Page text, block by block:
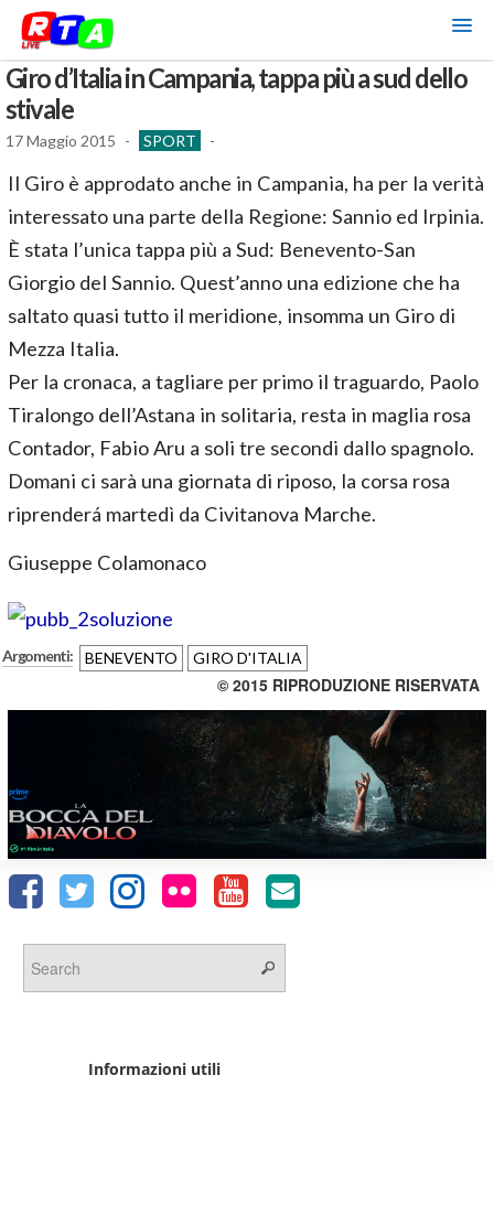
Giro d’Italia in Campania, tappa più a sud dello
stivale
17 Maggio 2015 - SPORT -
Il Giro è approdato anche in Campania, ha per la verità
interessato una parte della Regione: Sannio ed Irpinia.
È stata l’unica tappa più a Sud: Benevento-San
Giorgio del Sannio. Quest’anno una edizione che ha
saltato quasi tutto il meridione, insomma un Giro di
Mezza Italia.
Per la cronaca, a tagliare per primo il traguardo, Paolo
Tiralongo dell’Astana in solitaria, resta in maglia rosa
Contador, Fabio Aru a soli tre secondi dallo spagnolo.
Domani ci sarà una giornata di riposo, la corsa rosa
riprenderá martedì da Civitanova Marche.
Giuseppe Colamonaco
Argomenti: BENEVENTO GIRO D'ITALIA
© 2015 RIPRODUZIONE RISERVATA
Informazioni utili